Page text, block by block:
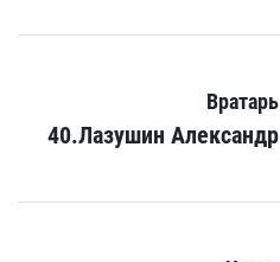
Вратарь
40.Лазушин Александр